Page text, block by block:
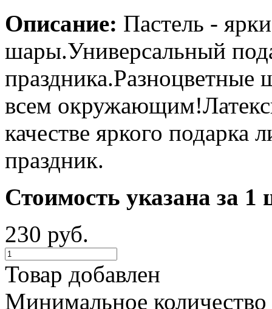
Описание: Пастель -
шары.Универсальный
праздника.Разноцветные
всем
качестве яркого
праздник.
Стоимость указана за 1
230 руб.
Товар добавлен
Минимальное